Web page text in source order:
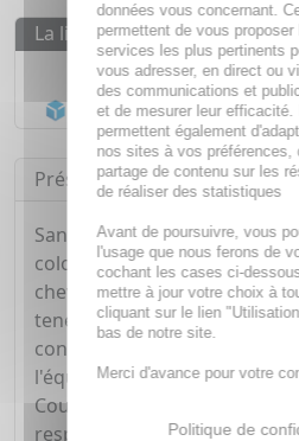
La livraison
Livraison gratuite dès
Acheminement
Présentation
Sans ammoniaque, paraben,
coloration Color & Soin
cheveux blancs, sans
teneur en protéines
constitue un réel soin
l'équilibre du cuir chevelu et
Couleur longue durée.
respecte la fibre capillaire.
données vous concernant.
permettent de vous
services les plus pertinents
vous adresser, en direct ou
des communications et
et de mesurer leur efficacité.
permettent également
nos sites à vos préférences,
partage de contenu sur les
de réaliser des statistiques
Avant de poursuivre, vous
l'usage que nous ferons de
cochant les cases ci-
mettre à jour votre choix à
cliquant sur le lien
bas de notre site.
Merci d'avance pour votre
Politique de